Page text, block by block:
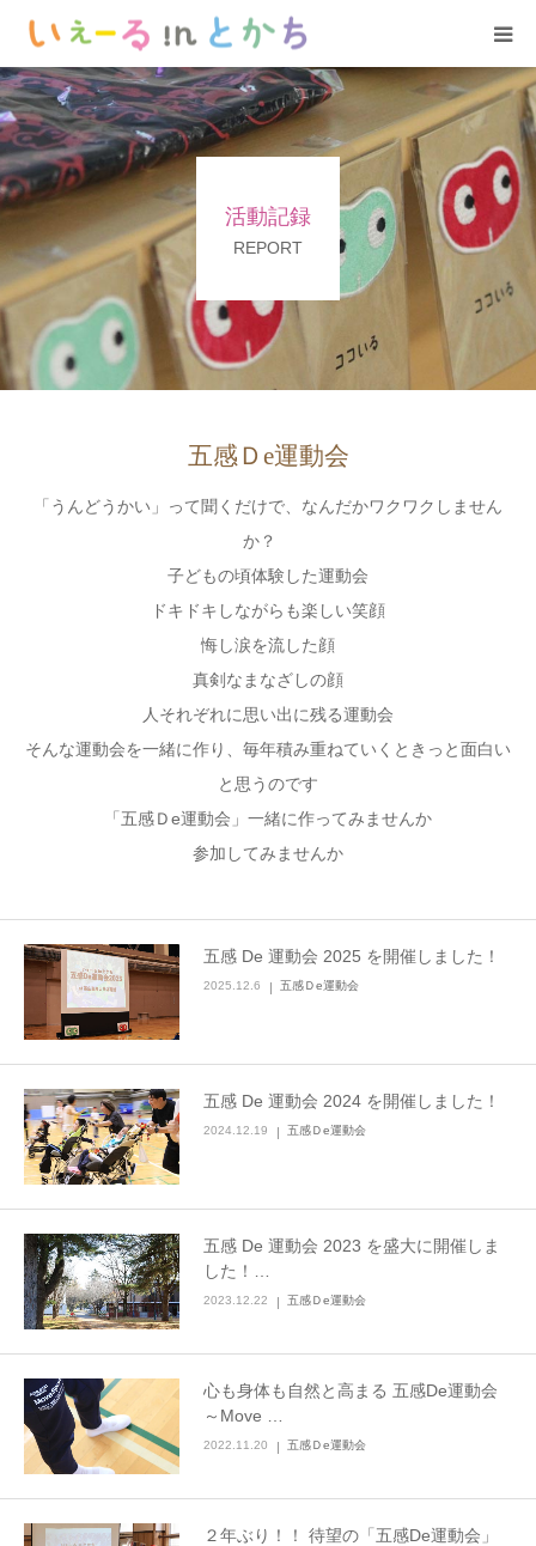
活動記録
REPORT
五感Ｄe運動会
「うんどうかい」って聞くだけで、なんだかワクワクしません
か？
子どもの頃体験した運動会
ドキドキしながらも楽しい笑顔
悔し涙を流した顔
真剣なまなざしの顔
人それぞれに思い出に残る運動会
そんな運動会を一緒に作り、毎年積み重ねていくときっと面白い
と思うのです
「五感Ｄe運動会」一緒に作ってみませんか
参加してみませんか
五感 De 運動会 2025 を開催しました！
2025.12.6 五感Ｄe運動会
五感 De 運動会 2024 を開催しました！
2024.12.19 五感Ｄe運動会
五感 De 運動会 2023 を盛大に開催しま
した！…
2023.12.22 五感Ｄe運動会
心も身体も自然と高まる 五感De運動会
～Move …
2022.11.20 五感Ｄe運動会
２年ぶり！！ 待望の「五感De運動会」
ホーム
お知らせ
YeLLについて
いぇーる in とかち
活動記録